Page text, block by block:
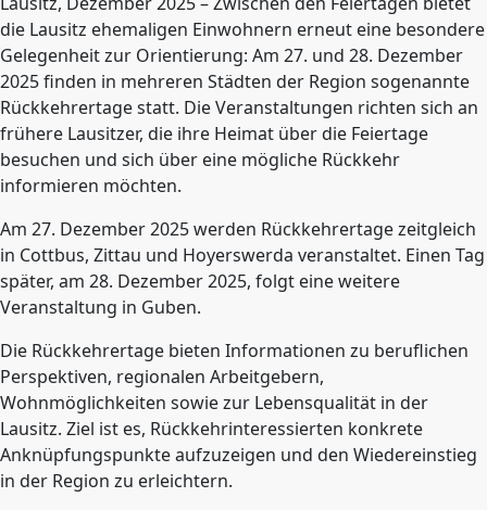
die Lausitz ehemaligen Einwohnern erneut eine besondere
Gelegenheit zur Orientierung: Am 27. und 28. Dezember
2025 finden in mehreren Städten der Region sogenannte
Rückkehrertage statt. Die Veranstaltungen richten sich an
frühere Lausitzer, die ihre Heimat über die Feiertage
besuchen und sich über eine mögliche Rückkehr
informieren möchten.
Am 27. Dezember 2025 werden Rückkehrertage zeitgleich
in Cottbus, Zittau und Hoyerswerda veranstaltet. Einen Tag
später, am 28. Dezember 2025, folgt eine weitere
Veranstaltung in Guben.
Die Rückkehrertage bieten Informationen zu beruflichen
Perspektiven, regionalen Arbeitgebern,
Wohnmöglichkeiten sowie zur Lebensqualität in der
Lausitz. Ziel ist es, Rückkehrinteressierten konkrete
Anknüpfungspunkte aufzuzeigen und den Wiedereinstieg
in der Region zu erleichtern.